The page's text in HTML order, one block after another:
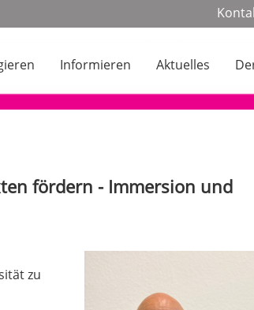
Informieren Aktuelles
fördern - Immersion und
zu